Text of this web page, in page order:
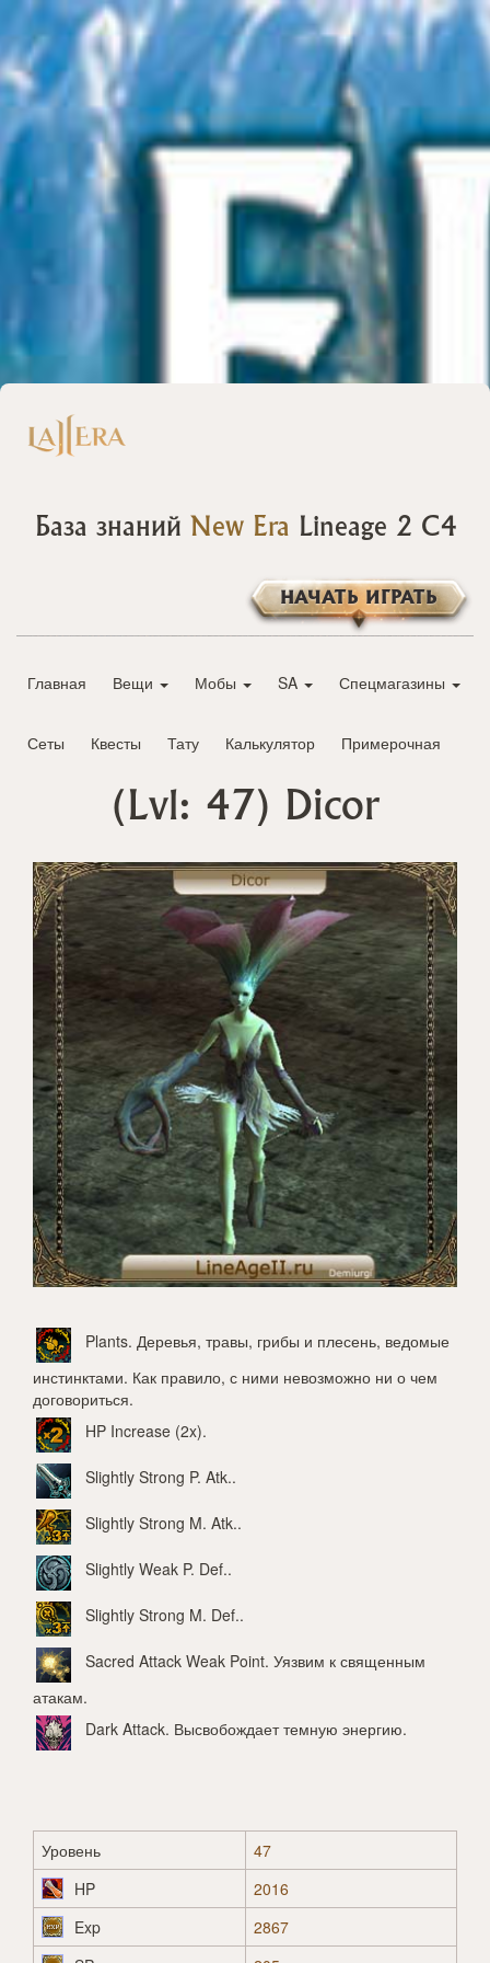
База знаний New Era Lineage 2 C4
НАЧАТЬ ИГРАТЬ
Главная Вещи Мобы SA Спецмагазины
Сеты Квесты Тату Калькулятор Примерочная
(Lvl: 47) Dicor
Plants. Деревья, травы, грибы и плесень, ведомые
инстинктами. Как правило, с ними невозможно ни о чем
договориться.
HP Increase (2x).
Slightly Strong P. Atk..
Slightly Strong M. Atk..
Slightly Weak P. Def..
Slightly Strong M. Def..
Sacred Attack Weak Point. Уязвим к священным
атакам.
Dark Attack. Высвобождает темную энергию.
Уровень
47
HP
2016
Exp
2867